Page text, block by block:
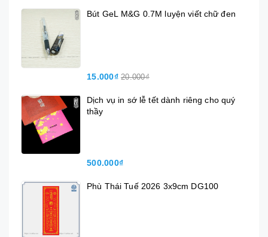
Bút GeL M&G 0.7M luyện viết chữ đen
15.000₫ 20.000₫
Dịch vụ in sớ lễ tết dành riêng cho quý
thầy
500.000₫
Phù Thái Tuế 2026 3x9cm DG100